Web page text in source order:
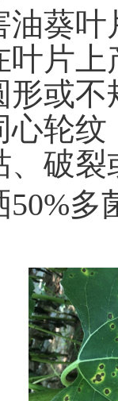
油葵
片
形或
心轮
、破
多